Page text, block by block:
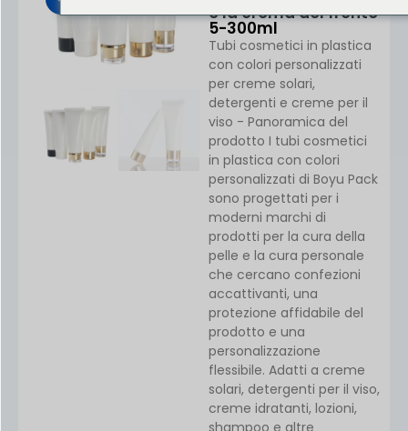
e la crema del fronte
5-300ml
Tubi cosmetici in plastica
con colori personalizzati
per creme solari,
detergenti e creme per il
viso - Panoramica del
prodotto I tubi cosmetici
in plastica con colori
personalizzati di Boyu Pack
sono progettati per i
moderni marchi di
prodotti per la cura della
pelle e la cura personale
che cercano confezioni
accattivanti, una
protezione affidabile del
prodotto e una
personalizzazione
flessibile. Adatti a creme
solari, detergenti per il viso,
creme idratanti, lozioni,
shampoo e altre